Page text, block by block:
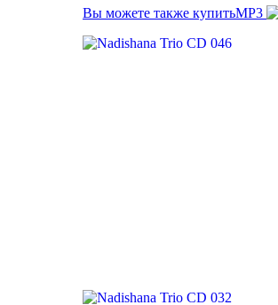
Вы можете также купитьМР3